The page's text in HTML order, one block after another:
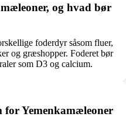
og hvad bør
foderdyr såsom fluer,
og græshopper. Foderet bør
som D3 og calcium.
Yemenkamæleoner